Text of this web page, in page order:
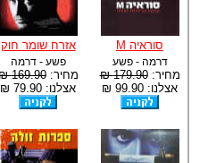
סוראיה M
דרמה - פשע
מחיר:179.90 ₪
אצלנו: 99.90 ₪
אזרח שומר חוק
פשע - דרמה
מחיר:169.90 ₪
אצלנו: 79.90 ₪